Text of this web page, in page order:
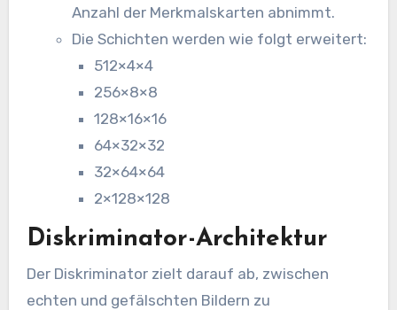
Anzahl der Merkmalskarten abnimmt.
Die Schichten werden wie folgt erweitert:
512×4×4
256×8×8
128×16×16
64×32×32
32×64×64
2×128×128
Diskriminator-Architektur
Der Diskriminator zielt darauf ab, zwischen
echten und gefälschten Bildern zu